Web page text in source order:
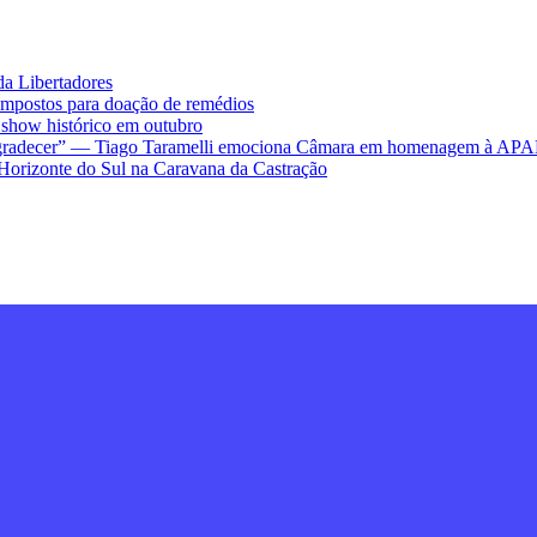
Libertadores
para doação de remédios
histórico em outubro
— Tiago Taramelli emociona Câmara em homenagem à
do Sul na Caravana da Castração